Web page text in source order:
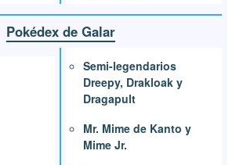
Pokédex de Galar
Semi-legendarios
Dreepy, Drakloak y
Dragapult
Mr. Mime de Kanto y
Mime Jr.